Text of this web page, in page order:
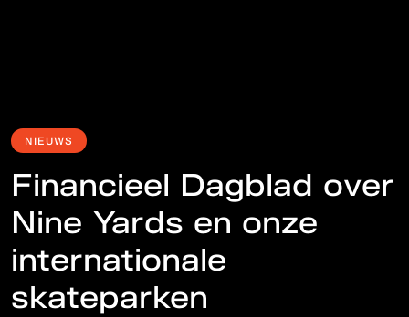
NIEUWS
Financieel Dagblad over
Nine Yards en onze
internationale
skateparken